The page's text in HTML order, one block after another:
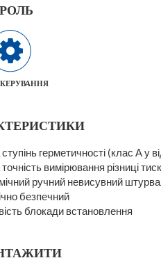
герметичності (клас А у
вимірювання різниці
ручний невисувний
безпечний
блокади встановлення